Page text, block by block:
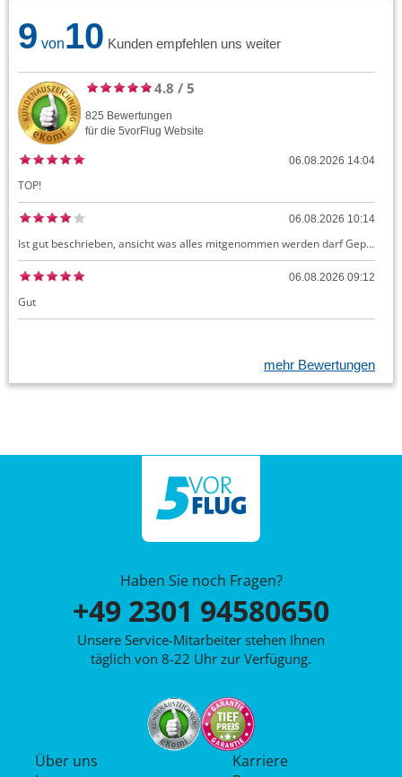
9 von10 Kunden empfehlen uns weiter
4.8 / 5
825 Bewertungen
für die 5vorFlug Website
06.08.2026 14:04
TOP!
06.08.2026 10:14
Ist gut beschrieben, ansicht was alles mitgenommen werden darf Gepäck dürfte auch kostenloses Handgepäck umfassen, ansonsten sehr easy zu machen
06.08.2026 09:12
Gut
mehr Bewertungen
Haben Sie noch Fragen?
+49 2301 94580650
Unsere Service-Mitarbeiter stehen Ihnen
täglich von 8-22 Uhr zur Verfügung.
Über uns
Karriere